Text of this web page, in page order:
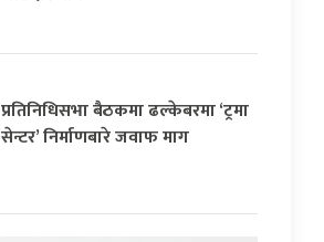
प्रतिनिधिसभा बैठकमा ढल्केबरमा ‘ट्रमा
सेन्टर’ निर्माणबारे जवाफ माग